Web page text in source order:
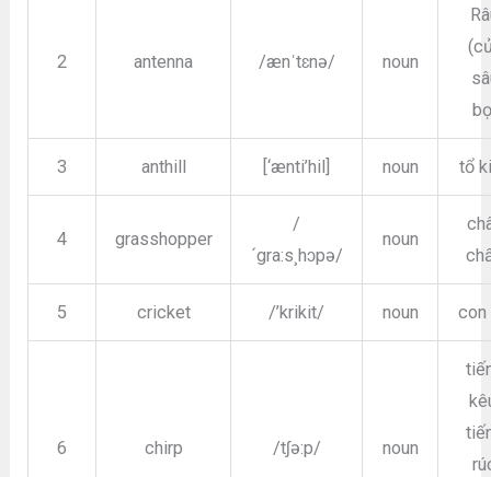
2 antenna /ænˈtɛnə/ noun
3 anthill [‘ænti’hil] noun tổ
4 grasshopper
/
´gra:s¸hɔpə/
noun
5 cricket /’krikit/ noun con
6 chirp /tʃə:p/ noun